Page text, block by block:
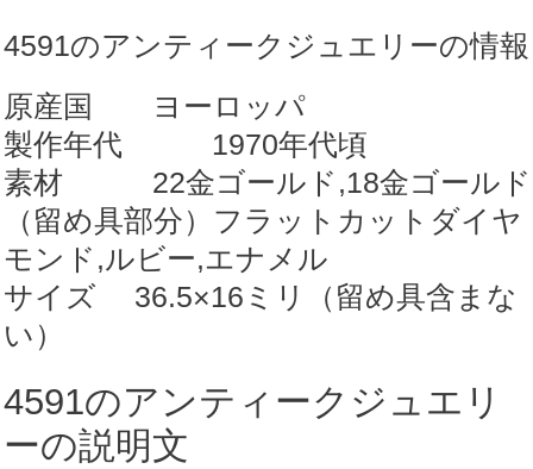
ヤ
&
ル
ビ
ー
エ
ナ
メ
ル
【商
4591のアンティークジュエリーの情報
原産国 ヨーロッパ
製作年代 1970年代頃
素材 22金ゴールド,18金ゴールド
（留め具部分）フラットカットダイヤ
モンド,ルビー,エナメル
サイズ 36.5×16ミリ（留め具含まな
い）
4591のアンティークジュエリ
ーの説明文